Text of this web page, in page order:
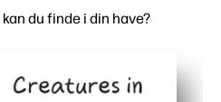
du finde i din have?
engagerede og rolige - perfekt